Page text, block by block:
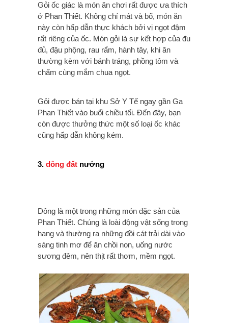
Gỏi ốc giác là món ăn chơi rất được ưa thích
ở Phan Thiết. Không chỉ mát và bổ, món ăn
này còn hấp dẫn thực khách bởi vị ngọt đậm
rất riêng của ốc. Món gỏi là sự kết hợp của đu
đủ, đậu phộng, rau rẩm, hành tây, khi ăn
thường kèm với bánh tráng, phồng tôm và
chấm cùng mắm chua ngọt.
Gỏi được bán tại khu Sở Y Tế ngay gần Ga
Phan Thiết vào buổi chiều tối. Đến đây, bạn
còn được thưởng thức một số loại ốc khác
cũng hấp dẫn không kém.
3. dông đất nướng
Dông là một trong những món đặc sản của
Phan Thiết. Chúng là loài động vật sống trong
hang và thường ra những đồi cát trải dài vào
sáng tinh mơ để ăn chồi non, uống nước
sương đêm, nên thịt rất thơm, mềm ngọt.